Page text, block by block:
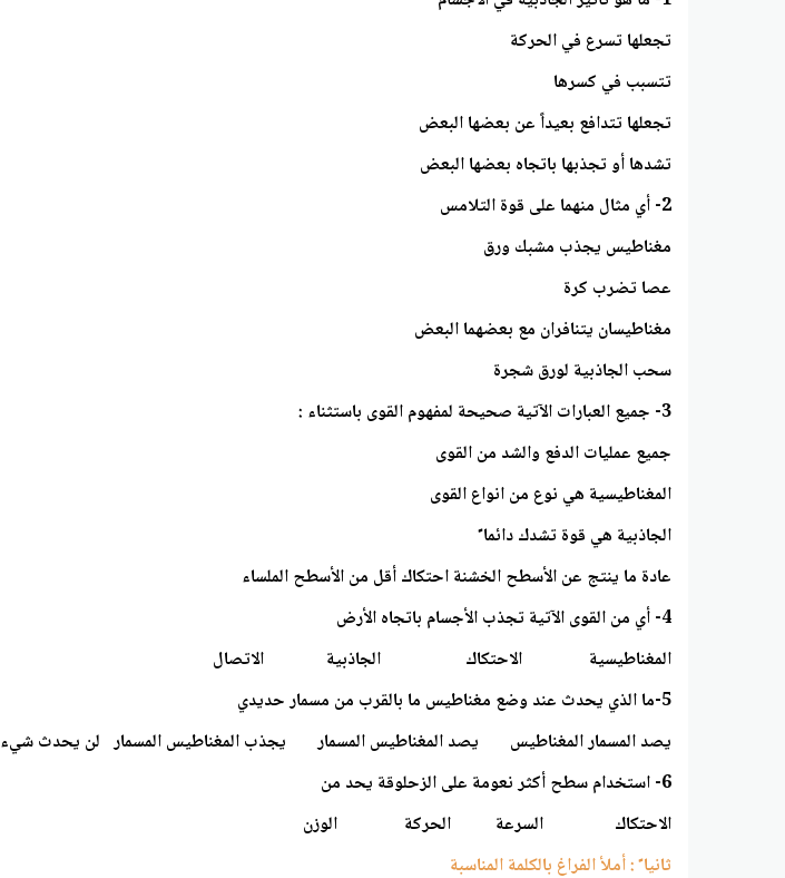
تجعلها تسرع في الحركة
تتسبب في كسرها
تجعلها تتدافع بعيداً عن بعضها البعض
تشدها أو تجذبها باتجاه بعضها البعض
2- أي مثال منهما على قوة التلامس
مغناطيس يجذب مشبك ورق
عصا تضرب كرة
مغناطيسان يتنافران مع بعضهما البعض
سحب الجاذبية لورق شجرة
3- جميع العبارات الآتية صحيحة لمفهوم القوى باستثناء :
جميع عمليات الدفع والشد من القوى
المغناطيسية هي نوع من انواع القوى
الجاذبية هي قوة تشدك دائما ً
عادة ما ينتج عن الأسطح الخشنة احتكاك أقل من الأسطح الملساء
4- أي من القوى الآتية تجذب الأجسام باتجاه الأرض
المغناطيسية الاحتكاك الجاذبية الاتصال
5-ما الذي يحدث عند وضع مغناطيس ما بالقرب من مسمار حديدي
يصد المسمار المغناطيس يصد المغناطيس المسمار يجذب المغناطيس المسمار لن يحدث شيء
6- استخدام سطح أكثر نعومة على الزحلوقة يحد من
الاحتكاك السرعة الحركة الوزن
ثانيا ً : أملأ الفراغ بالكلمة المناسبة